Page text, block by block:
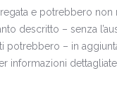
e potrebbero non
descritto – senza
potrebbero – in
informazioni